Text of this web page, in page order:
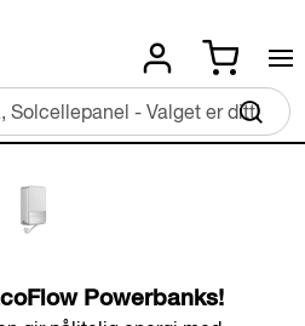
Skip
Content
Min
Powerbanks!